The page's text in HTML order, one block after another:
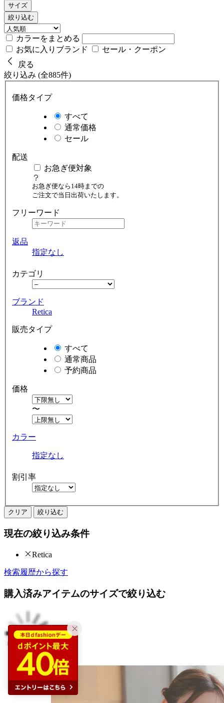
サイズ
絞り込む
カラーをまとめる
お気に入りブランド
セール・クーポン
戻る
絞り込み (全885件)
価格タイプ
すべて
通常価格
セール
配送
お急ぎ便対象
お急ぎ便なら14時までの
ご注文で当日出荷いたします。
フリーワード
返品
指定なし
カテゴリ
ブランド
Retica
販売タイプ
すべて
通常商品
予約商品
価格
〜
カラー
指定なし
割引率
クリア 絞り込む
現在の絞り込み条件
Retica
検索履歴から探す
購入済みアイテムのサイズで絞り込む